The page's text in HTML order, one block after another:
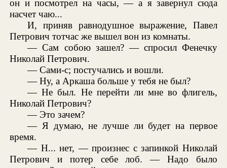
он и посмотрел на часы, — а я завернул сюда
насчет чаю...
И, приняв равнодушное выражение, Павел
Петрович тотчас же вышел вон из комнаты.
— Сам собою зашел? — спросил Фенечку
Николай Петрович.
— Сами-с; постучались и вошли.
— Ну, а Аркаша больше у тебя не был?
— Не был. Не перейти ли мне во флигель,
Николай Петрович?
— Это зачем?
— Я думаю, не лучше ли будет на первое
время.
— Н... нет, — произнес с запинкой Николай
Петрович и потер себе лоб. — Надо было